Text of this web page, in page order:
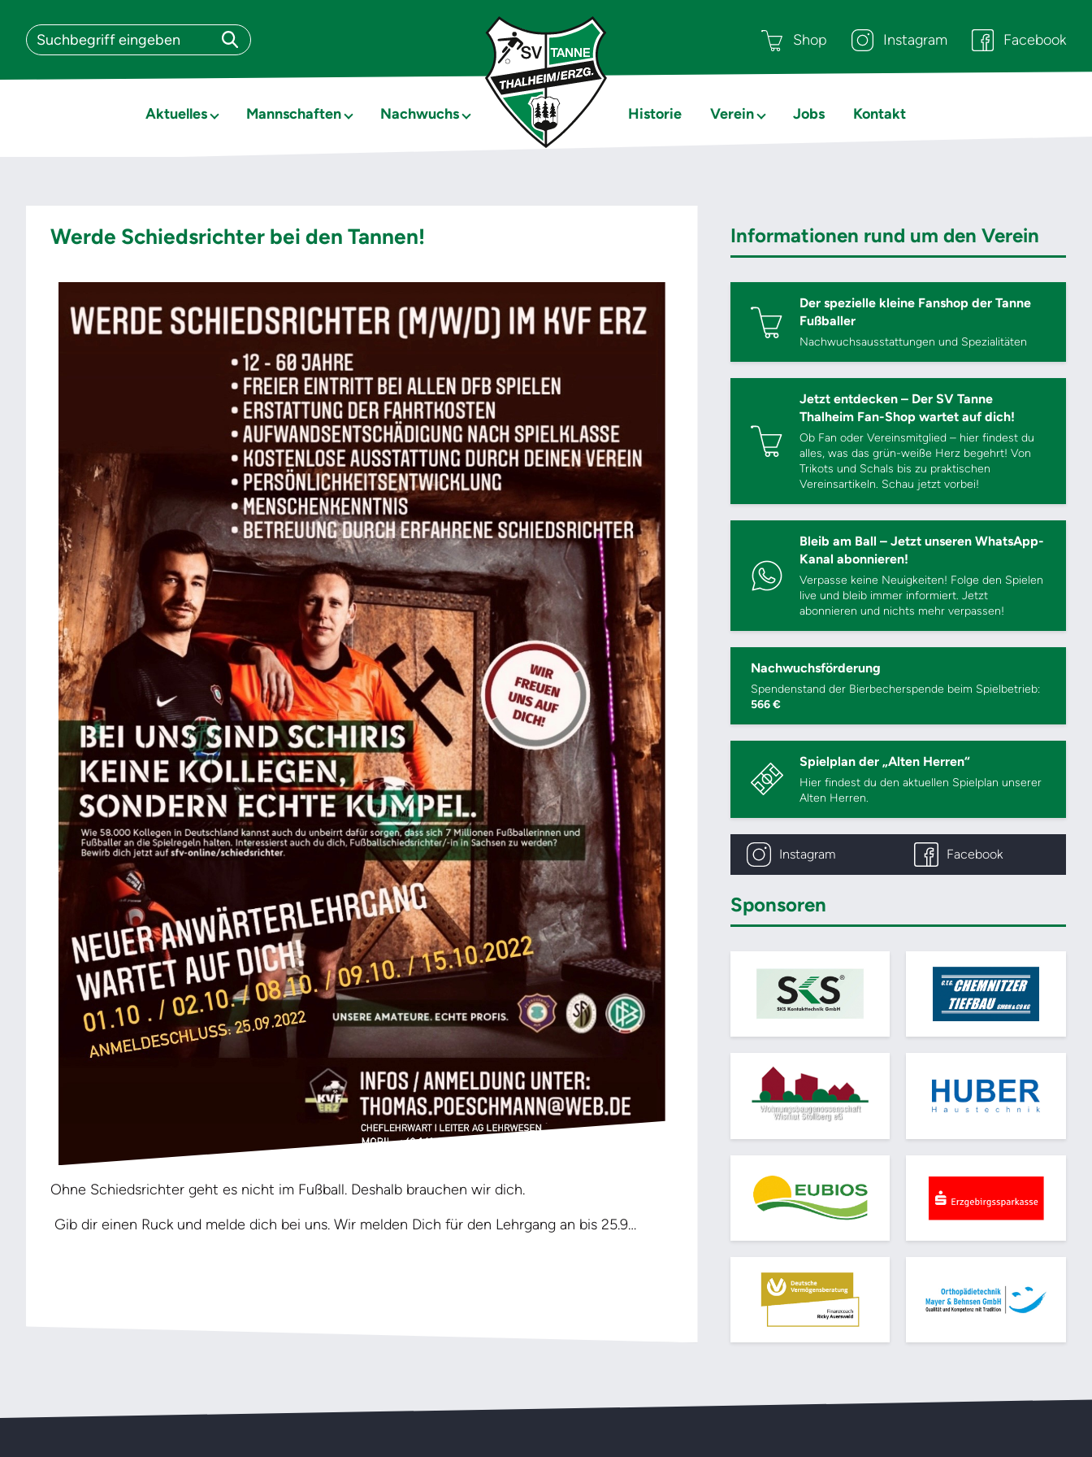
Shop Instagram Facebook
Aktuelles Mannschaften Nachwuchs Historie Verein Jobs Kontakt
Werde Schiedsrichter bei den Tannen!
Ohne Schiedsrichter geht es nicht im Fußball. Deshalb brauchen wir dich.
Gib dir einen Ruck und melde dich bei uns. Wir melden Dich für den Lehrgang an bis 25.9…
Informationen rund um den Verein
Der spezielle kleine Fanshop der Tanne
Fußballer
Nachwuchsausstattungen und Spezialitäten
Jetzt entdecken – Der SV Tanne
Thalheim Fan-Shop wartet auf dich!
Ob Fan oder Vereinsmitglied – hier findest du
alles, was das grün-weiße Herz begehrt! Von
Trikots und Schals bis zu praktischen
Vereinsartikeln. Schau jetzt vorbei!
Bleib am Ball – Jetzt unseren WhatsApp-
Kanal abonnieren!
Verpasse keine Neuigkeiten! Folge den Spielen
live und bleib immer informiert. Jetzt
abonnieren und nichts mehr verpassen!
Nachwuchsförderung
Spendenstand der Bierbecherspende beim Spielbetrieb:
566 €
Spielplan der „Alten Herren“
Hier findest du den aktuellen Spielplan unserer
Alten Herren.
Instagram Facebook
Sponsoren